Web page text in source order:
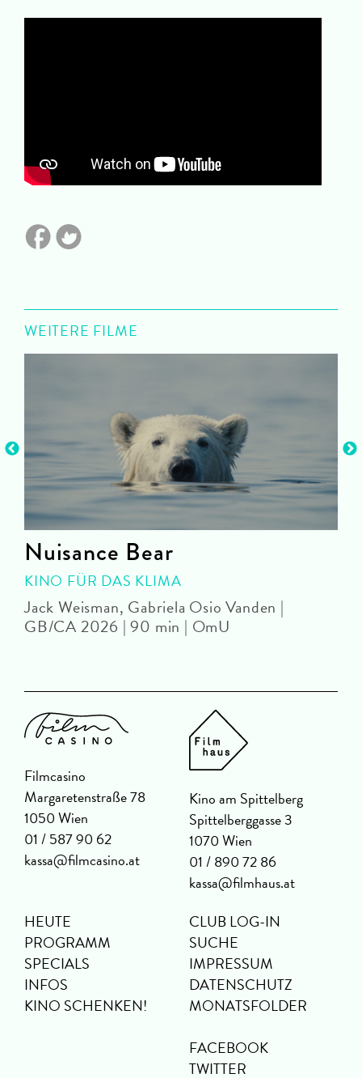
WEITERE FILME
Nuisance Bear
KINO FÜR DAS KLIMA
Jack Weisman, Gabriela Osio Vanden |
GB/CA 2026 | 90 min | OmU
Filmcasino
Margaretenstraße 78
1050 Wien
01 / 587 90 62
kassa@filmcasino.at
Kino am Spittelberg
Spittelberggasse 3
1070 Wien
01 / 890 72 86
kassa@filmhaus.at
HEUTE
PROGRAMM
SPECIALS
INFOS
KINO SCHENKEN!
CLUB LOG-IN
SUCHE
IMPRESSUM
DATENSCHUTZ
MONATSFOLDER
FACEBOOK
TWITTER